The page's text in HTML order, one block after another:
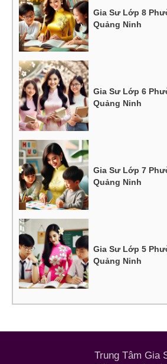
Gia Sư Lớp 8
Quảng Ninh
Gia Sư Lớp 6
Quảng Ninh
Gia Sư Lớp 7
Quảng Ninh
Gia Sư Lớp 5
Quảng Ninh
Trung Tâm Gia